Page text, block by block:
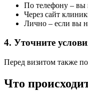
По телефону – вы
Через сайт
Лично – если вы
4. Уточните
Перед визитом также
Что